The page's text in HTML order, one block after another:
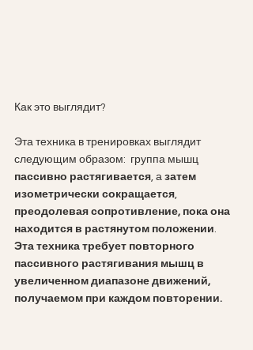
Как это выглядит?
Эта техника в тренировках выглядит
следующим образом:  группа мышц
пассивно растягивается, а затем
изометрически сокращается,
преодолевая сопротивление, пока она
находится в растянутом положении.
Эта техника требует повторного
пассивного растягивания мышц в
увеличенном диапазоне движений,
получаемом при каждом повторении.